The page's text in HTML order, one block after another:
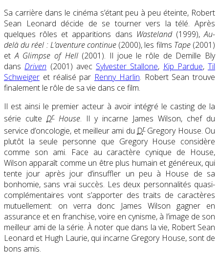
Sa carrière dans le cinéma s’étant peu à peu éteinte, Robert
Sean Leonard décide de se tourner vers la télé. Après
quelques rôles et apparitions dans Wasteland (1999),Au-
delà du réel : L’aventure continue (2000), les films Tape (2001)
etA Glimpse of Hell (2001). Il joue le rôle de Demille Bly
dansDriven (2001) avec Sylvester Stallone, Kip Pardue, Til
Schweiger et réalisé par Renny Harlin. Robert Sean trouve
finalement le rôle de sa vie dans ce film.
Il est ainsi le premier acteur à avoir intégré le casting de la
série culte DrHouse. Il y incarne James Wilson, chef du
service d’oncologie, et meilleur ami du Dr Gregory House. Ou
plutôt la seule personne que Gregory House considère
comme son ami. Face au caractère cynique de House,
Wilson apparaît comme un être plus humain et généreux, qui
tente jour après jour d’insuffler un peu à House de sa
bonhomie, sans vrai succès. Les deux personnalités quasi-
complémentaires vont s’apporter des traits de caractères
mutuellement: on verra donc James Wilson gagner en
assurance et en franchise, voire en cynisme, à l’image de son
meilleur ami de la série. À noter que dans la vie, Robert Sean
Leonard et Hugh Laurie, qui incarne Gregory House, sont de
bons amis.